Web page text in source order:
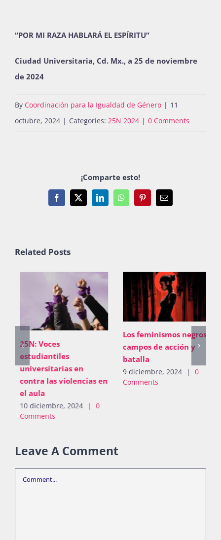
“POR MI RAZA HABLARÁ EL ESPÍRITU”
Ciudad Universitaria, Cd. Mx., a 25 de noviembre
de 2024
By Coordinación para la Igualdad de Género | 11
octubre, 2024 | Categories: 25N 2024 | 0 Comments
¡Comparte esto!
Facebook
X LinkedInWhatsAppPinterestEmail
Related Posts
25N: Voces
estudiantiles
universitarias en
contra las violencias en
el aula
10 diciembre, 2024 |
Comments
Los feminismos negros,
campos de acción y
batalla
9 diciembre, 2024 |
Comments
Leave A Comment
Comment